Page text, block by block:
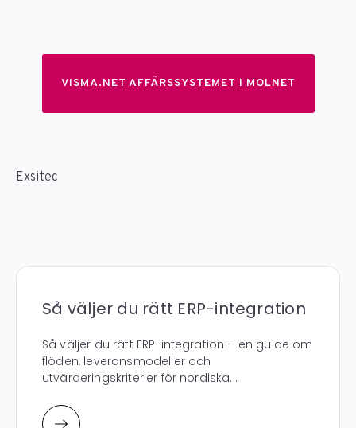
VISMA.NET AFFÄRSSYSTEMET I MOLNET
Exsitec
Så väljer du rätt ERP-integration
Så väljer du rätt ERP-integration – en guide om
flöden, leveransmodeller och
utvärderingskriterier för nordiska...